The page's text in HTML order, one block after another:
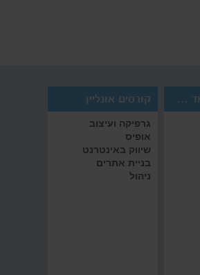
פסיכומטרי מימד אמיר/ם קורסים אונליין
גרפיקה ועיצוב
אופיס
שיווק באינטרנט
בניית אתרים
ניהול